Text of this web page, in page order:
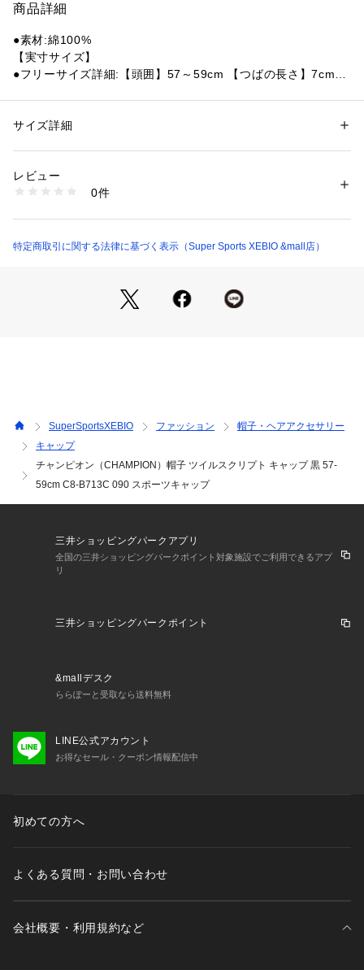
商品詳細
●素材:綿100%
【実寸サイズ】
●フリーサイズ詳細:【頭囲】57～59cm 【つばの長さ】7cm
【商品の購入にあたっての注意事項】
※一部商品において弊社カラー表記がメーカーカラー表記と異
なる場合があります。
※掲載の価格・製品のパッケージ・デザイン・仕様について、
ースポーツゼビオ ゼビオ Super Sports XEBIO 帽子 キャップ
Mens メンズ 男性 ブランド 野球帽子 プレゼント ギフト レジ
性別：レディース
商品番号：
10877636601 （ショップ）
サイズ詳細
レビュー
0件
特定商取引に関する法律に基づく表示（Super Sports XEBIO &mall店）
SuperSportsXEBIO ファッション
帽子・ヘアアクセサリー
キャップ
チャンピオン（CHAMPION）帽子 ツイルスクリプト キャップ 黒 57-
59cm C8-B713C 090 スポーツキャップ
三井ショッピングパークアプリ
全国の三井ショッピングパークポイント対象施設でご利用できるアプ
リ
三井ショッピングパークポイント
&mallデスク
ららぽーと受取なら送料無料
LINE公式アカウント
お得なセール・クーポン情報配信中
初めての方へ
よくある質問・お問い合わせ
会社概要・利用規約など